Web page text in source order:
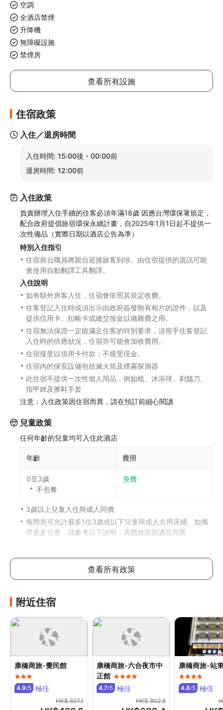
空調
全酒店禁煙
升降機
無障礙設施
禁煙房
查看所有設施
住宿政策
入住／退房時間
入住時間: 15:00後 - 00:00前
退房時間: 12:00前
入住政策
負責辦理入住手續的住客必須年滿18歲 因應台灣環保署規定，
配合政府提倡旅宿環保永續計畫，自2025年1月1日起不提供一
次性備品（實際日期以酒店公告為準）
特別入住指引
住宿前台職員將親自迎接旅客到埗。由住宿提供的資訊可能
會使用自動翻譯工具翻譯。
入住說明
如有額外房客入住，住宿會依照其規定收費。
住客登記入住時或須出示由政府簽發附有相片的證件，以及
提供信用卡、扣帳卡或繳交按金以備雜費之用。
住宿無法保證一定能滿足住客的特別要求，須視乎住客登記
入住時的供應狀況，住宿亦可能會加收費用。
住宿接受以信用卡付款；不接受現金。
住宿內的保安設備包括滅火筒及煙霧探測器
此住宿不提供一次性個人用品，例如梳、沐浴球、剃鬚刀、
指甲銼及擦鞋手套
注意：入住政策因住宿而異，請在預訂前細心閱讀
兒童政策
任何年齡的兒童均可入住此酒店
年齡 費用
0至3歲
不包餐
免費
3歲以上兒童入住與成人同價
每間房可允許最多1位3歲或以下兒童與成人共用床鋪。如攜
帶更多兒童，請參考以下說明，具體政策因酒店而異
如有兒童同行或額外住客可能需支付額外費用，詳情請向酒
不可攜帶寵物
.
食物及飲品
入住康橋商旅 - 三多商圈館的旅客可到餐廳飽餐一頓，大快
查看所有政策
附近住宿
康橋商旅-覺民館
4.9/5 極佳
HK$ 827.1
康橋商旅-六合夜市中
正館
4.7/5 極佳
HK$ 802.8
康橋商旅-站
4.8/5 極佳